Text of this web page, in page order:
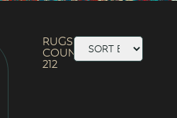
Rugs
Count:
212